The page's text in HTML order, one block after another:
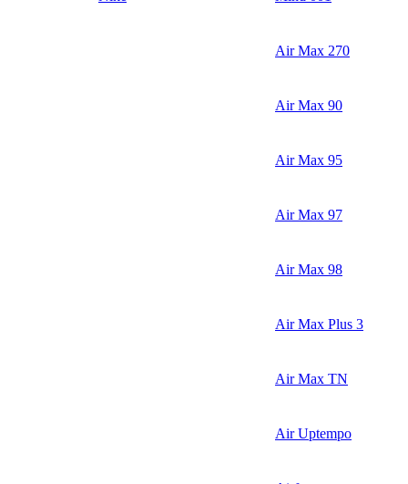
Air Max 270
Air Max 90
Air Max 95
Air Max 97
Air Max 98
Air Max Plus 3
Air Max TN
Air Uptempo